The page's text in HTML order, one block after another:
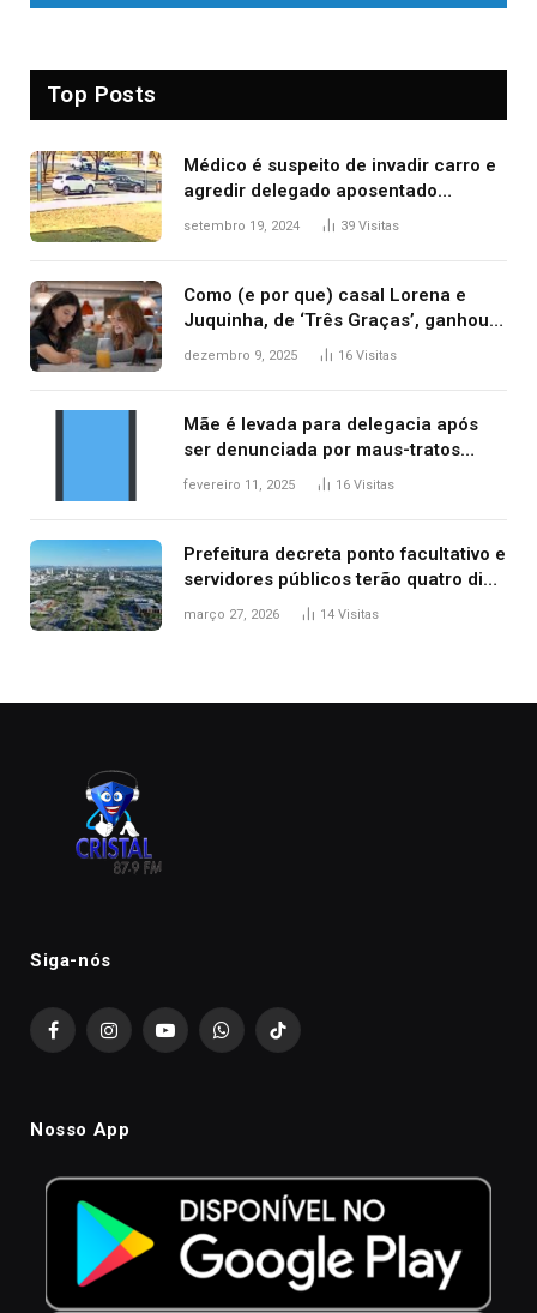
Top Posts
Médico é suspeito de invadir carro e
agredir delegado aposentado
durante confusão no trânsito
setembro 19, 2024 39 Visitas
Como (e por que) casal Lorena e
Juquinha, de ‘Três Graças’, ganhou
repercussão internacional
dezembro 9, 2025 16 Visitas
Mãe é levada para delegacia após
ser denunciada por maus-tratos
contra dois filhos, diz polícia
fevereiro 11, 2025 16 Visitas
Prefeitura decreta ponto facultativo e
servidores públicos terão quatro dias
de folga na Semana Santa
março 27, 2026 14 Visitas
Siga-nós
FacebookInstagramYouTubeWhatsAppTikTok
Nosso App